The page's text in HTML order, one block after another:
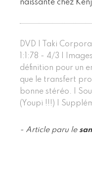
naissante chez
DVD | Taki
1:1:78 - 4/3 |
définition pour un
que le transfert
bonne stéréo. |
(Youpi !!!) |
- Article paru le